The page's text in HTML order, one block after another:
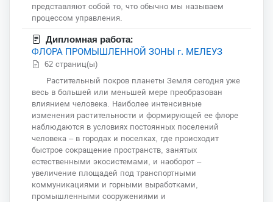
представляют собой то, что обычно мы называем
процессом управления.
Дипломная работа:
ФЛОРА ПРОМЫШЛЕННОЙ ЗОНЫ г. МЕЛЕУЗ
62 страниц(ы)
Растительный покров планеты Земля сегодня уже
весь в большей или меньшей мере преобразован
влиянием человека. Наиболее интенсивные
изменения растительности и формирующей ее флоре
наблюдаются в условиях постоянных поселений
человека – в городах и поселках, где происходит
быстрое сокращение пространств, занятых
естественными экосистемами, и наоборот –
увеличение площадей под транспортными
коммуникациями и горными выработками,
промышленными сооружениями и